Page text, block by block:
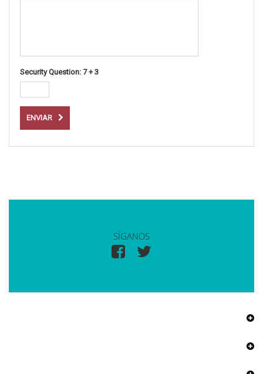
Security Question: 7 + 3
ENVIAR
SÍGANOS